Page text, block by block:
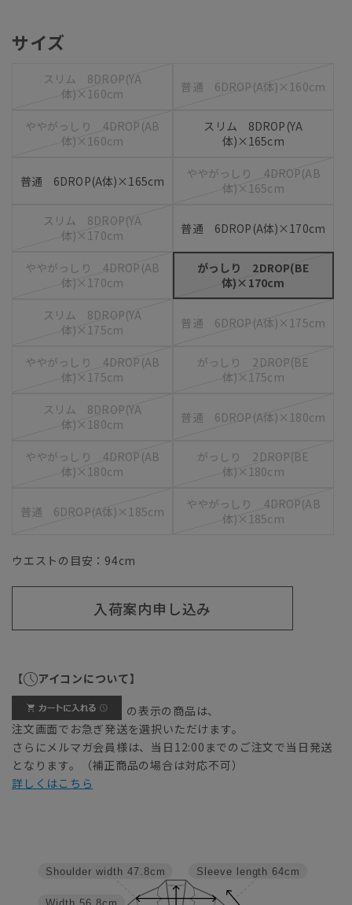
サイズ
スリム 8DROP(YA
体)×160cm
普通 6DROP(A体)×160cm
ややがっしり 4DROP(AB
体)×160cm
スリム 8DROP(YA
体)×165cm
普通 6DROP(A体)×165cm
ややがっしり 4DROP(AB
体)×165cm
スリム 8DROP(YA
体)×170cm
普通 6DROP(A体)×170cm
ややがっしり 4DROP(AB
体)×170cm
がっしり 2DROP(BE
体)×170cm
スリム 8DROP(YA
体)×175cm
普通 6DROP(A体)×175cm
ややがっしり 4DROP(AB
体)×175cm
がっしり 2DROP(BE
体)×175cm
スリム 8DROP(YA
体)×180cm
普通 6DROP(A体)×180cm
ややがっしり 4DROP(AB
体)×180cm
がっしり 2DROP(BE
体)×180cm
普通 6DROP(A体)×185cm
ややがっしり 4DROP(AB
体)×185cm
ウエストの目安： 94cm
入荷案内申し込み
【 アイコンについて】
の表示の商品は、
注文画面でお急ぎ発送を選択いただけます。
さらにメルマガ会員様は、当日12:00までのご注文で当日発送
となります。（補正商品の場合は対応不可）
詳しくはこちら
Sleeve length 64cm
Shoulder width 47.8cm